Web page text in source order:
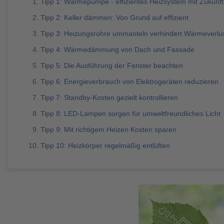
Aktionshaus
QNG-Siegel
Auszeichnungen
Brauchen Sie Hilfe? 038221
Tipp 2: Keller dämmen: Von Grund auf effizient
Tipp 3: Heizungsrohre ummanteln verhindert
Tipp 4: Wärmedämmung von Dach und Fassade
Tipp 5: Die Ausführung der Fenster beachten
Tipp 6: Energieverbrauch von Elektrogeräten reduzieren
Tipp 7: Standby-Kosten gezielt kontrollieren
Tipp 8: LED-Lampen sorgen für umweltfreundliches Licht
Tipp 9: Mit richtigem Heizen Kosten sparen
Tipp 10: Heizkörper regelmäßig entlüften